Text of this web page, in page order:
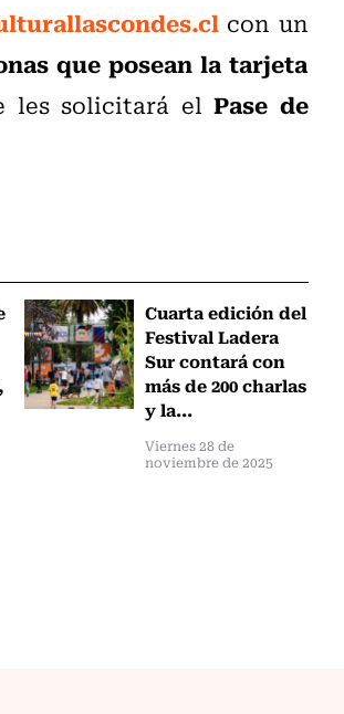
lcon un
que posean la tarjeta
les solicitará elPase de
Cuarta edición del
Festival Ladera
Sur contará con
más de 200 charlas
y la...
Viernes 28 de
noviembre de 2025